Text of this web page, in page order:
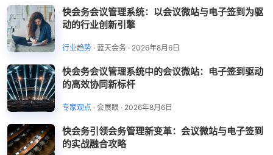
快会务会议管理系统：以会议微站与电子签到为驱
动的行业创新引擎
行业趋势 · 蓝天会务 · 2026年8月6日
快会务会议管理系统中的会议微站：电子签到驱动
的高效协同新标杆
专家观点 · 会展眼 · 2026年8月6日
快会务引领会务管理新变革：会议微站与电子签到
的实战融合攻略